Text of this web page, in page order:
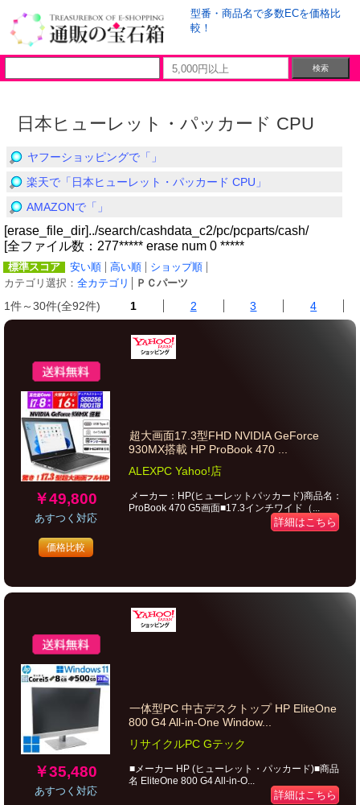
型番・商品名で多数ECを価格比
較！
日本ヒューレット・パッカード CPU
ヤフーショッピングで「」
楽天で「日本ヒューレット・パッカード CPU」
AMAZONで「」
[erase_file_dir]../search/cashdata_c2/pc/pcparts/cash/
[全ファイル数：277***** erase num 0 *****
標準スコア 安い順 高い順
ショップ順
カテゴリ選択： 全カテゴリ ＰＣパーツ
1件～30件(全92件) 1 2 3 4
￥49,800
あすつく対応
価格比較
超大画面17.3型FHD NVIDIA GeForce
930MX搭載 HP ProBook 470 ...
ALEXPC Yahoo!店
メーカー：HP(ヒューレットパッカード)商品名：
ProBook 470 G5画面■17.3インチワイド（...
詳細はこちら
￥35,480
あすつく対応
一体型PC 中古デスクトップ HP EliteOne
800 G4 All-in-One Window...
リサイクルPC Gテック
■メーカー HP (ヒューレット・パッカード)■商品
名 EliteOne 800 G4 All-in-O...
詳細はこちら